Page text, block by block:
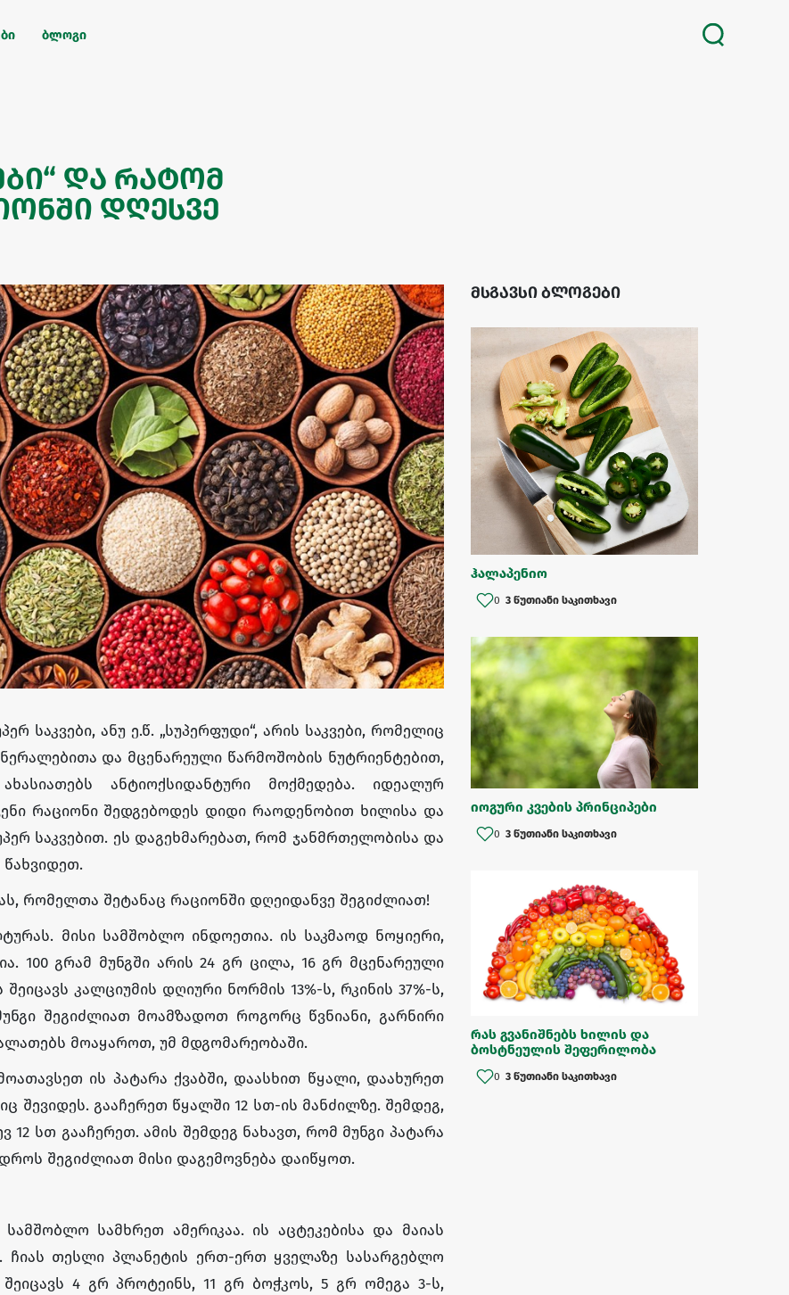
ბლოგი
და რატომ
დღესვე
საკვები, ანუ ე.წ. „სუპერფუდი“, არის საკვები, რომელიც
და მცენარეული წარმოშობის ნუტრიენტებით,
ანტიოქსიდანტური მოქმედება. იდეალურ
რაციონი შედგებოდეს დიდი რაოდენობით ხილისა და
საკვებით. ეს დაგეხმარებათ, რომ ჯანმრთელობისა და
რომელთა შეტანაც რაციონში დღეიდანვე შეგიძლიათ!
მისი სამშობლო ინდოეთია. ის საკმაოდ ნოყიერი,
100 გრამ მუნგში არის 24 გრ ცილა, 16 გრ მცენარეული
კალციუმის დღიური ნორმის 13%-ს, რკინის 37%-ს,
შეგიძლიათ მოამზადოთ როგორც წვნიანი, გარნირი
მოაყაროთ, უმ მდგომარეობაში.
ის პატარა ქვაბში, დაასხით წყალი, დაახურეთ
შევიდეს. გააჩერეთ წყალში 12 სთ-ის მანძილზე. შემდეგ,
სთ გააჩერეთ. ამის შემდეგ ნახავთ, რომ მუნგი პატარა
შეგიძლიათ მისი დაგემოვნება დაიწყოთ.
სამხრეთ ამერიკაა. ის აცტეკებისა და მაიას
ჩიას თესლი პლანეტის ერთ-ერთ ყველაზე სასარგებლო
4 გრ პროტეინს, 11 გრ ბოჭკოს, 5 გრ ომეგა 3-ს,
მსგავსი ბლოგები
ჰალაპენიო
0 3 წუთიანი საკითხავი
იოგური კვების პრინციპები
0 3 წუთიანი საკითხავი
რას გვანიშნებს ხილის და
ბოსტნეულის შეფერილობა
0 3 წუთიანი საკითხავი